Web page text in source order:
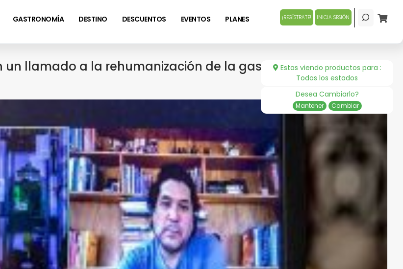
GASTRONOMÍA DESTINO DESCUENTOS EVENTOS PLANES ¡REGÍSTRATE! INICIA SESIÓN
Estas viendo productos para :
Todos los estados
Desea Cambiarlo?
Mantener Cambiar
un llamado a la rehumanización de la gastronomía